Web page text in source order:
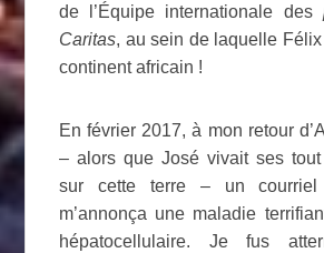
de l’Équipe internationale des
Caritas, au sein de laquelle
continent africain !
En février 2017, à mon retour
– alors que José vivait ses
sur cette terre – un
m’annonça une maladie
hépatocellulaire. Je fus